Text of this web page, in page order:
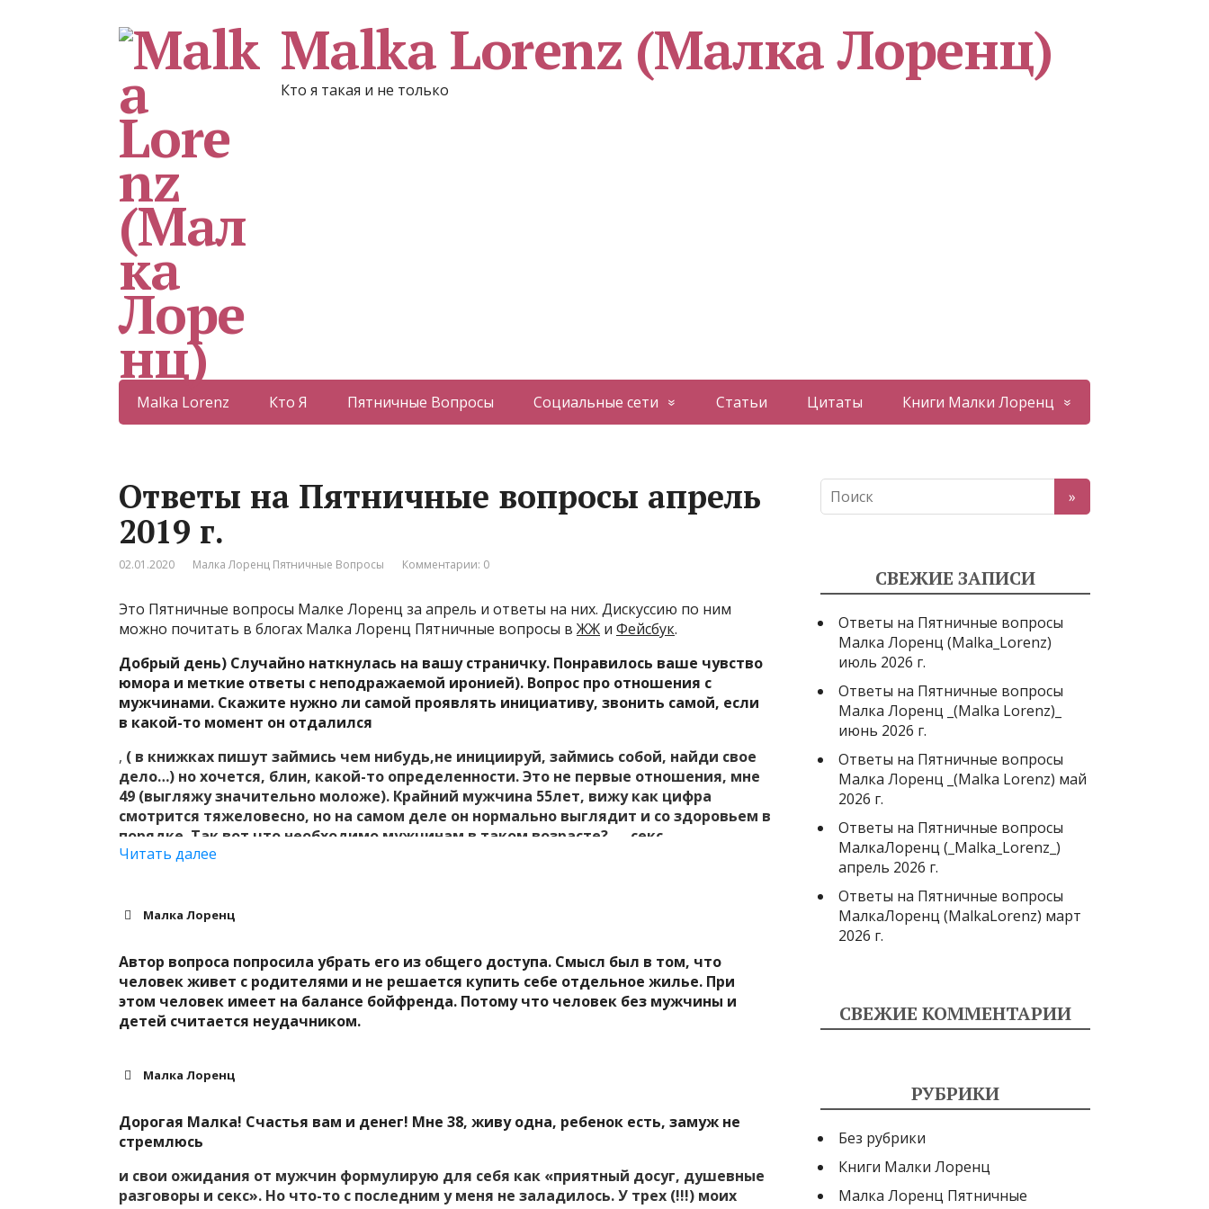
Malka Lorenz (Малка Лоренц)
Кто я такая и не только
Malka Lorenz Кто Я Пятничные Вопросы Социальные сети Статьи Цитаты Книги Малки Лоренц
Ответы на Пятничные вопросы апрель
2019 г.
02.01.2020 Малка Лоренц Пятничные Вопросы Комментарии: 0
Это Пятничные вопросы Малке Лоренц за апрель и ответы на них. Дискуссию по ним
можно почитать в блогах Малка Лоренц Пятничные вопросы в ЖЖ и Фейсбук.
Добрый день) Случайно наткнулась на вашу страничку. Понравилось ваше чувство
юмора и меткие ответы с неподражаемой иронией). Вопрос про отношения с
мужчинами. Скажите нужно ли самой проявлять инициативу, звонить самой, если
в какой-то момент он отдалился
, ( в книжках пишут займись чем нибудь,не инициируй, займись собой, найди свое
дело…) но хочется, блин, какой-то определенности. Это не первые отношения, мне
49 (выгляжу значительно моложе). Крайний мужчина 55лет, вижу как цифра
смотрится тяжеловесно, но на самом деле он нормально выглядит и со здоровьем в
порядке. Так вот что необходимо мужчинам в таком возрасте? — секс,
спокойствие, уют, атмосфера дома, женщину, с которой можно поговорить,
«космос» для меня во всяком случае). Так вот все это я могу дать. Но мне
отношения, не люблю еще быть назойливой, «выносить» мозг что называется.
(привыкла быть хорошей?:). Очень устала быть одна. Да и еще мне трудно
попросить мужчину о какой-либо помощи, но это может потому что я не уверена в
отношениях? P.S. Живу в своей 2-х комн. квартире с мамой , дочкой, ее мужем. Это
тоже причина, по хорошем все должны жить отдельно и для себя.
Читать далее
Малка Лоренц
Автор вопроса попросила убрать его из общего доступа. Смысл был в том, что
человек живет с родителями и не решается купить себе отдельное жилье. При
этом человек имеет на балансе бойфренда. Потому что человек без мужчины и
детей считается неудачником.
Малка Лоренц
Дорогая Малка! Счастья вам и денег! Мне 38, живу одна, ребенок есть, замуж не
стремлюсь
и свои ожидания от мужчин формулирую для себя как «приятный досуг, душевные
разговоры и секс». Но что-то с последним у меня не заладилось. У трех (!!!) моих
СВЕЖИЕ ЗАПИСИ
Ответы на Пятничные вопросы
Малка Лоренц (Malka_Lorenz)
июль 2026 г.
Ответы на Пятничные вопросы
Малка Лоренц _(Malka Lorenz)_
июнь 2026 г.
Ответы на Пятничные вопросы
Малка Лоренц _(Malka Lorenz) май
2026 г.
Ответы на Пятничные вопросы
МалкаЛоренц (_Malka_Lorenz_)
апрель 2026 г.
Ответы на Пятничные вопросы
МалкаЛоренц (MalkaLorenz) март
2026 г.
СВЕЖИЕ КОММЕНТАРИИ
РУБРИКИ
Без рубрики
Книги Малки Лоренц
Малка Лоренц Пятничные